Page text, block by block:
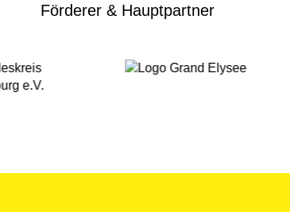
Förderer & Hauptpartner